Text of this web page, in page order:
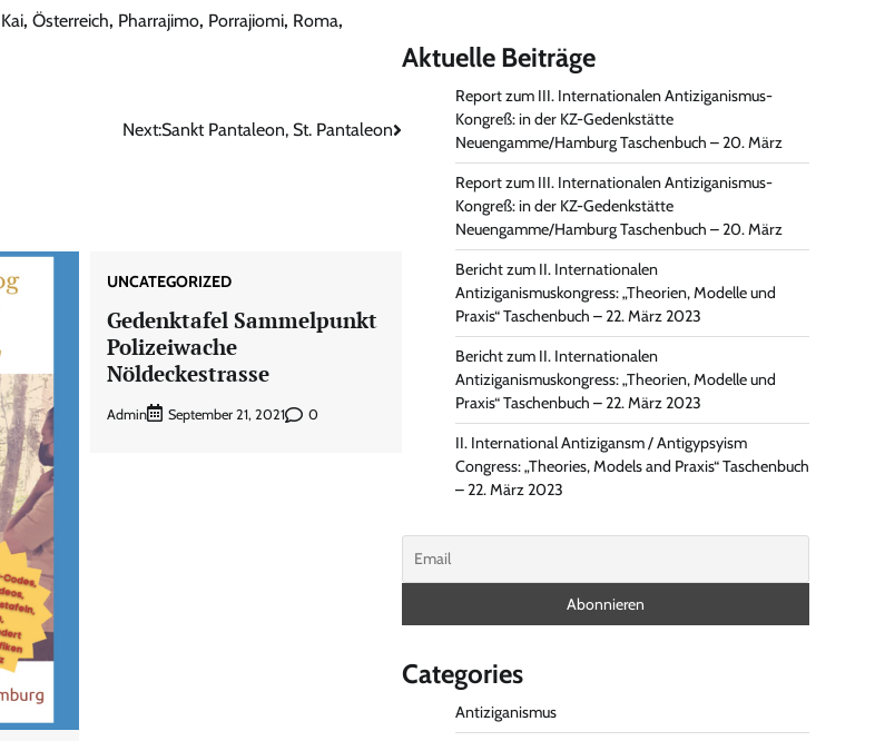
, Österreich, Pharrajimo, Porrajiomi, Roma,
Next:Sankt Pantaleon, St. Pantaleon
UNCATEGORIZED
Gedenktafel Sammelpunkt
Polizeiwache
Nöldeckestrasse
Admin September 21, 2021 0
Aktuelle Beiträge
Report zum III. Internationalen Antiziganismus-
Kongreß: in der KZ-Gedenkstätte
Neuengamme/Hamburg Taschenbuch – 20. März
Report zum III. Internationalen Antiziganismus-
Kongreß: in der KZ-Gedenkstätte
Neuengamme/Hamburg Taschenbuch – 20. März
Bericht zum II. Internationalen
Antiziganismuskongress: „Theorien, Modelle und
Praxis“ Taschenbuch – 22. März 2023
Bericht zum II. Internationalen
Antiziganismuskongress: „Theorien, Modelle und
Praxis“ Taschenbuch – 22. März 2023
II. International Antizigansm / Antigypsyism
Congress: „Theories, Models and Praxis“ Taschenbuch
– 22. März 2023
Categories
Antiziganismus